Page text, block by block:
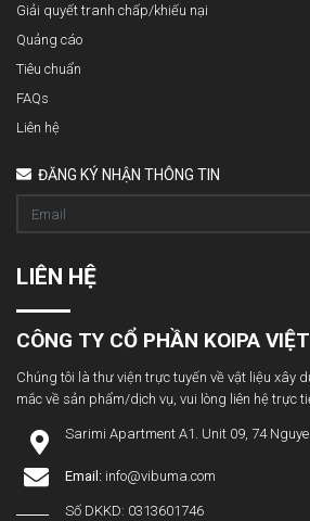
Giải quyết tranh chấp/khiếu nại
Quảng cáo
Tiêu chuẩn
FAQs
Liên hệ
ĐĂNG KÝ NHẬN THÔNG TIN
LIÊN HỆ
CÔNG TY CỔ PHẦN KOIPA
Chúng tôi là thư viện trực tuyến về vật liệu xây
mắc về sản phẩm/dịch vụ, vui lòng liên hệ trực
Sarimi Apartment A1. Unit 09, 74
Email: info@vibuma.com
Số DKKD: 0313601746